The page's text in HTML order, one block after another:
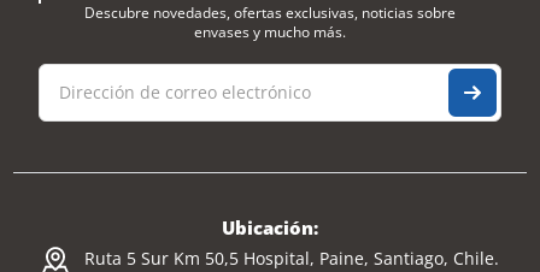
Descubre novedades, ofertas exclusivas, noticias sobre
envases y mucho más.
Ubicación:
Ruta 5 Sur Km 50,5 Hospital, Paine, Santiago, Chile.